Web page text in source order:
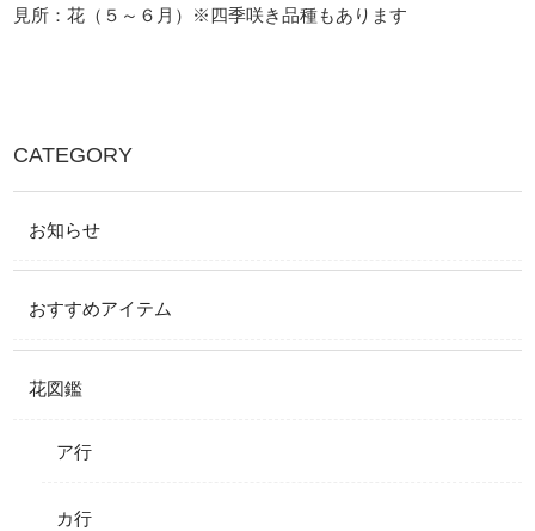
見所：花（５～６月）※四季咲き品種もあります
CATEGORY
お知らせ
おすすめアイテム
花図鑑
ア行
カ行